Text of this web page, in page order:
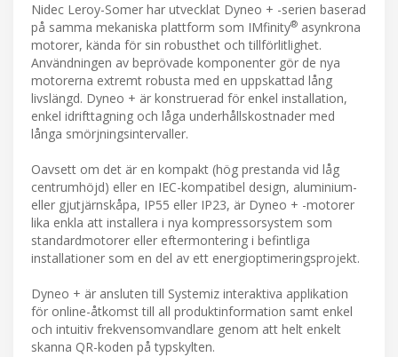
Nidec Leroy-Somer har utvecklat Dyneo + -serien baserad
på samma mekaniska plattform som IMfinity® asynkrona
motorer, kända för sin robusthet och tillförlitlighet.
Användningen av beprövade komponenter gör de nya
motorerna extremt robusta med en uppskattad lång
livslängd. Dyneo + är konstruerad för enkel installation,
enkel idrifttagning och låga underhållskostnader med
långa smörjningsintervaller.
Oavsett om det är en kompakt (hög prestanda vid låg
centrumhöjd) eller en IEC-kompatibel design, aluminium-
eller gjutjärnskåpa, IP55 eller IP23, är Dyneo + -motorer
lika enkla att installera i nya kompressorsystem som
standardmotorer eller eftermontering i befintliga
installationer som en del av ett energioptimeringsprojekt.
Dyneo + är ansluten till Systemiz interaktiva applikation
för online-åtkomst till all produktinformation samt enkel
och intuitiv frekvensomvandlare genom att helt enkelt
skanna QR-koden på typskylten.